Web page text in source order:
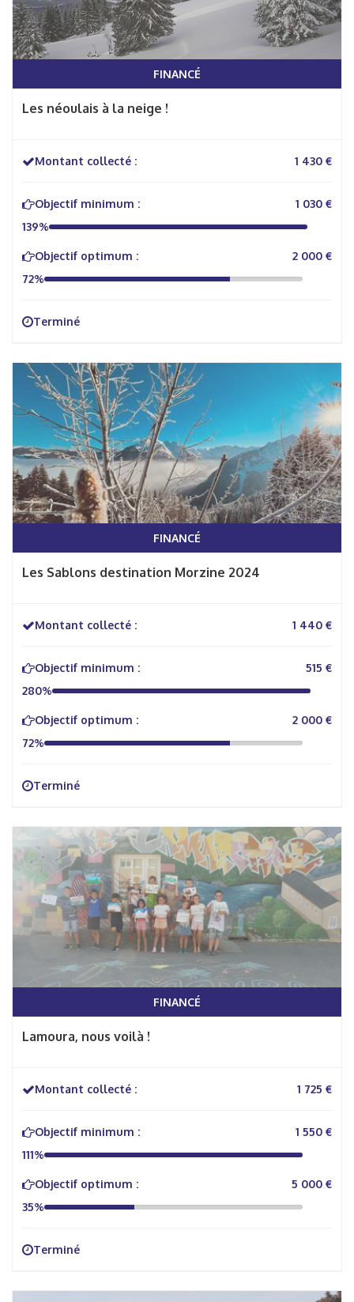
FINANCÉ
Les néoulais à la neige !
Montant collecté : 1 430 €
Objectif minimum :
1 030 €
139%
Objectif optimum :
2 000 €
72%
Terminé
FINANCÉ
Les Sablons destination Morzine 2024
Montant collecté : 1 440 €
Objectif minimum :
515 €
280%
Objectif optimum :
2 000 €
72%
Terminé
FINANCÉ
Lamoura, nous voilà !
Montant collecté : 1 725 €
Objectif minimum :
1 550 €
111%
Objectif optimum :
5 000 €
35%
Terminé